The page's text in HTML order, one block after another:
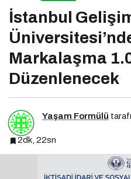
İstanbul
Markalaşma
Düzenlenecek
Yaşam Formülü
2dk, 22sn